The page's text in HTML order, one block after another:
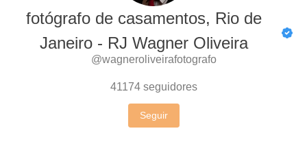
fotógrafo de casamentos, Rio de
Janeiro - RJ Wagner Oliveira
@wagneroliveirafotografo
41174 seguidores
Seguir